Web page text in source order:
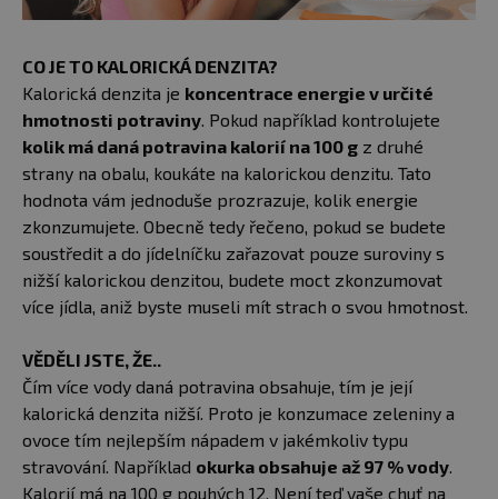
CO JE TO KALORICKÁ DENZITA?
Kalorická denzita je koncentrace energie v určité
hmotnosti potraviny. Pokud například kontrolujete
kolik má daná potravina kalorií na 100 g z druhé
strany na obalu, koukáte na kalorickou denzitu. Tato
hodnota vám jednoduše prozrazuje, kolik energie
zkonzumujete. Obecně tedy řečeno, pokud se budete
soustředit a do jídelníčku zařazovat pouze suroviny s
nižší kalorickou denzitou, budete moct zkonzumovat
více jídla, aniž byste museli mít strach o svou hmotnost.
VĚDĚLI JSTE, ŽE..
Čím více vody daná potravina obsahuje, tím je její
kalorická denzita nižší. Proto je konzumace zeleniny a
ovoce tím nejlepším nápadem v jakémkoliv typu
stravování. Například okurka obsahuje až 97 % vody.
Kalorií má na 100 g pouhých 12. Není teď vaše chuť na